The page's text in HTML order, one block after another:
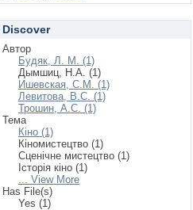
Discover
Автор
Будяк, Л. М. (1)
Дымшиц, Н.А. (1)
Ишевская, С.М. (1)
Левитова, B.C. (1)
Трошин, А.С. (1)
Тема
Кіно (1)
Кіномистецтво (1)
Сценічне мистецтво (1)
Історія кіно (1)
... View More
Has File(s)
Yes (1)